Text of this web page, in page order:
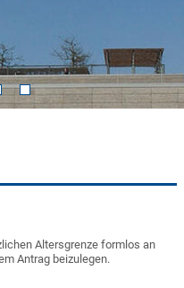
Altersgrenze formlos an
Antrag beizulegen.